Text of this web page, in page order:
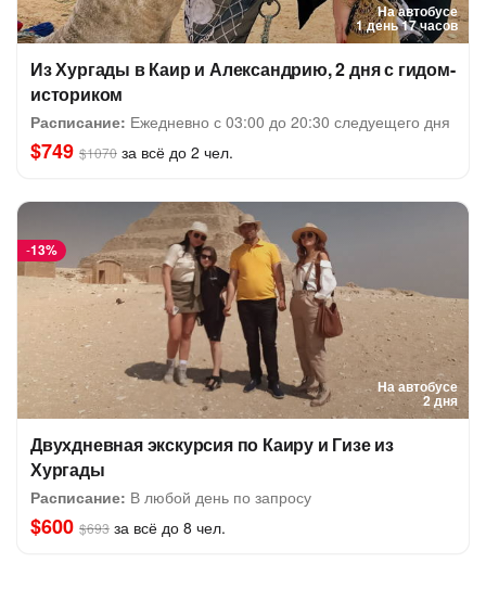
На автобусе
1 день 17 часов
Из Хургады в Каир и Александрию, 2 дня с гидом-
историком
Расписание: Ежедневно с 03:00 до 20:30 следуещего дня
$749 $1070 за всё до 2 чел.
На автобусе
2 дня
-13%
Двухдневная экскурсия по Каиру и Гизе из
Хургады
Расписание: В любой день по запросу
$600 $693 за всё до 8 чел.